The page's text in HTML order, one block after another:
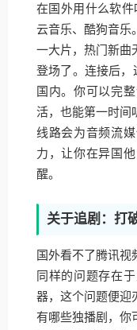
在国外用什么软
云音乐、酷狗音乐
一大片，热门新曲
登场了。连接后，
国内。你可以完
活，也能第一时间
线路会为音频流
力，让你在异国
醒。
关于追剧：打
国外看不了腾讯视
同样的问题存在
器，这个问题便迎
有哪些独播剧，你